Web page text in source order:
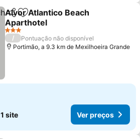
PartilharAdicionar aos favoritos
Alvor Atlantico Beach
Aparthotel
3 Estrelas
/
Pontuação não disponível
Portimão, a 9.3 km de Mexilhoeira Grande
1 site Ver preços